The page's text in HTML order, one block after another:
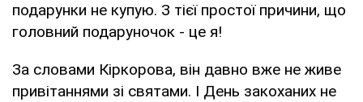
подарунки не купую. З тієї простої причини, що
головний подаруночок - це я!
За словами Кіркорова, він давно вже не живе
привітаннями зі святами. І День закоханих не